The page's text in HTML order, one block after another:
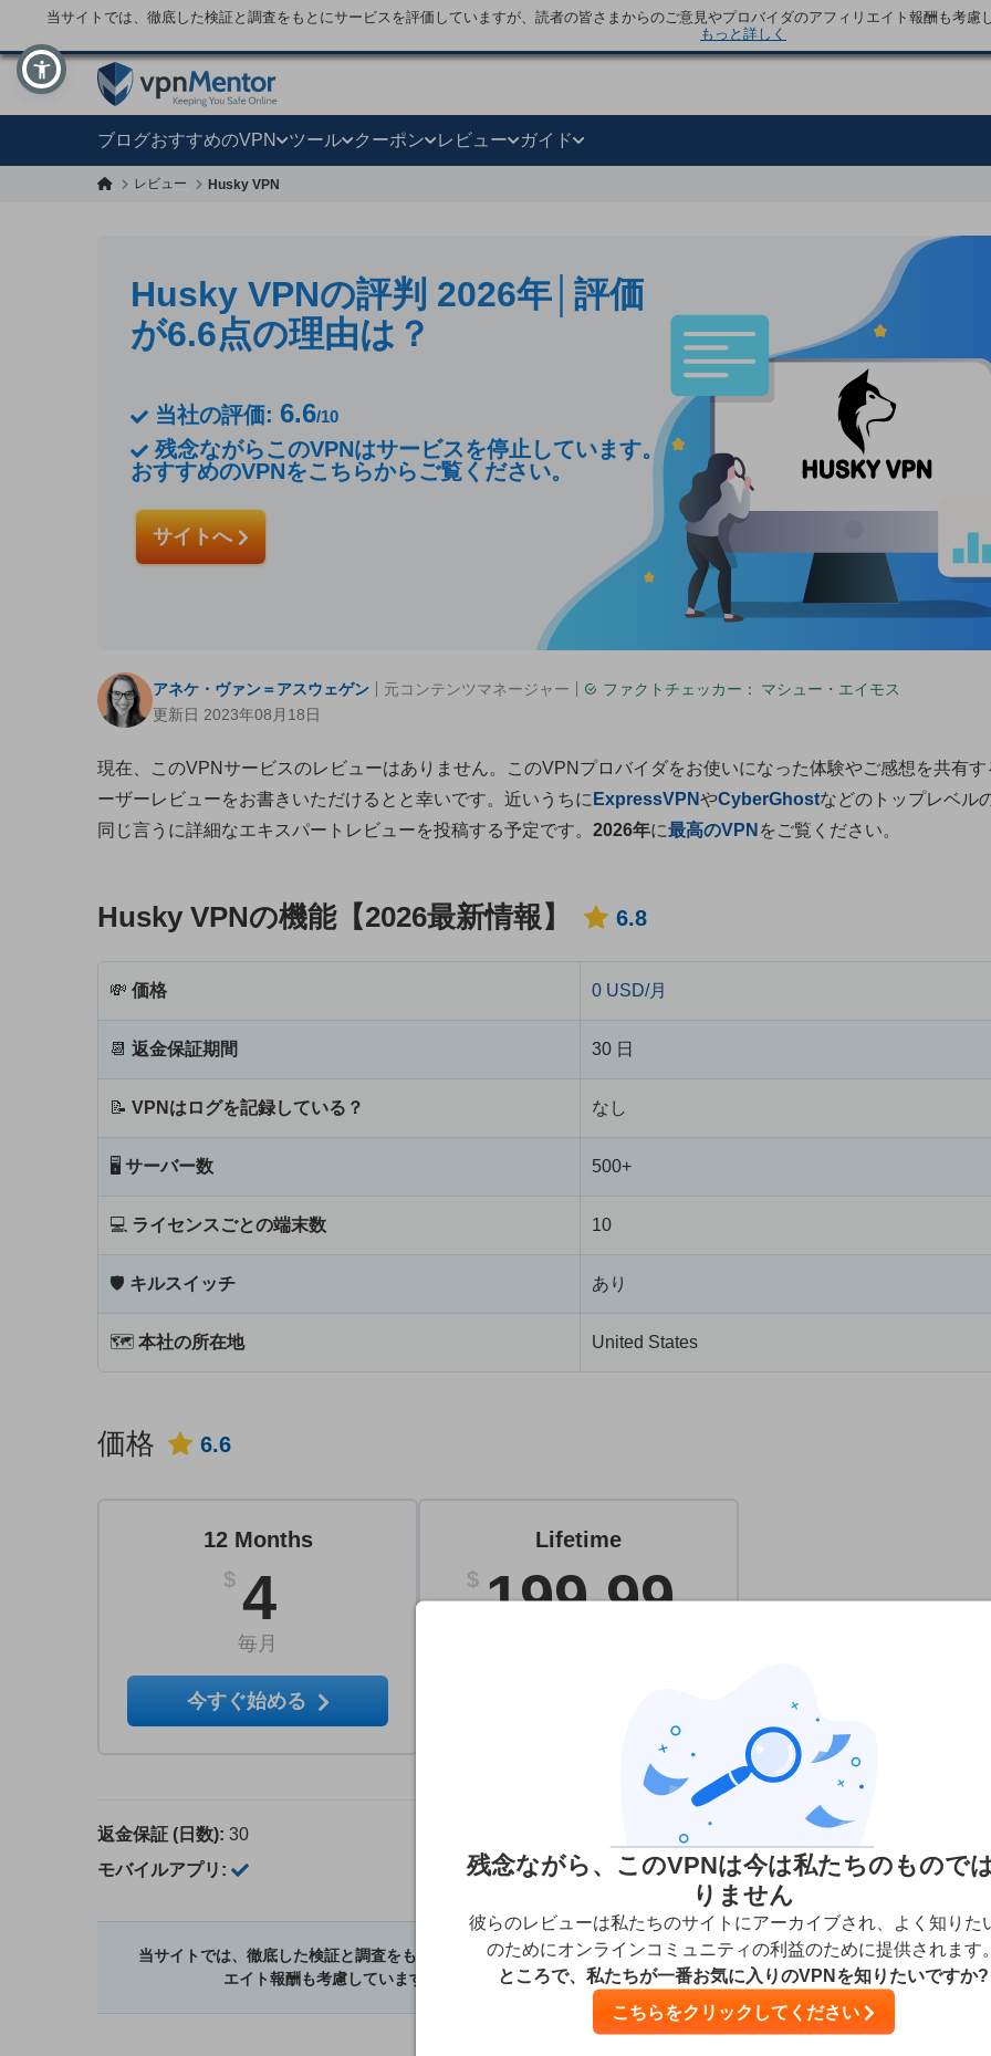
当サイトでは、徹底した検証と調査をもとにサービスを評価していますが、読者の皆さまからのご意見やプロバイダのアフィリエイト報酬も考
もっと詳しく
ブログおすすめのVPN ツール クーポン レビュー ガイド
レビュー Husky VPN
Husky VPNの評判 2026年│評価
が6.6点の理由は？
当社の評価: 6.6/10
残念ながらこのVPNはサービスを停止しています。
おすすめのVPNをこちらからご覧ください。
サイトへ
アネケ・ヴァン＝アスウェゲン
更新日 2023年08月18日
ファクトチェッカー： マシュー・エイモス
元コンテンツマネージャー
現在、このVPNサービスのレビューはありません。このVPNプロバイダをお使いになった体験やご感想を共有す
ーザーレビューをお書きいただけるとと幸いです。近いうちに ExpressVPNやCyberGhostなどのトップレベル
同じ言うに詳細なエキスパートレビューを投稿する予定です。 2026年に最高のVPN をご覧ください。
Husky VPNの機能【2026最新情報】 6.8
💸 価格 0 USD/月
📆 返金保証期間 30 日
📝 VPNはログを記録している？ なし
🖥 サーバー数 500+
💻 ライセンスごとの端末数 10
🛡 キルスイッチ あり
🗺 本社の所在地 United States
価格 6.6
12 Months
$ 4
毎月
今すぐ始める
Lifetime
$ 199.99
返金保証 (日数): 30
モバイルアプリ:
ライセンスごとの端末数:
VPNオファー：https://huskyvpn.net/
当サイトでは、徹底した検証と調査をもとにサービスを評価していますが、読者の皆さまからのご意見やプロバイダのア
エイト報酬も考慮しています。当社の親会社が所有するプロバイダも掲載されています。もっと詳しく
残念ながら、このVPNは今は私たちのもので
りません
彼らのレビューは私たちのサイトにアーカイブされ、よく知りた
のためにオンラインコミュニティの利益のために提供されます
ところで、私たちが一番お気に入りのVPNを知りたいですか?
こちらをクリックしてください